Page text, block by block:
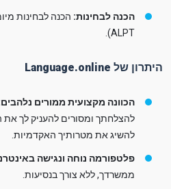
הכנה לבחינות: הכנה לבחינות
ALPT).
היתרון של Language.online
הכוונה מקצועית ממורים
להצלחתך ומסורים להעניק לך
להשיג את מטרותיך האקדמיות.
פלטפורמה נוחה ונגישה
ממשרדך, ללא צורך בנסיעות.